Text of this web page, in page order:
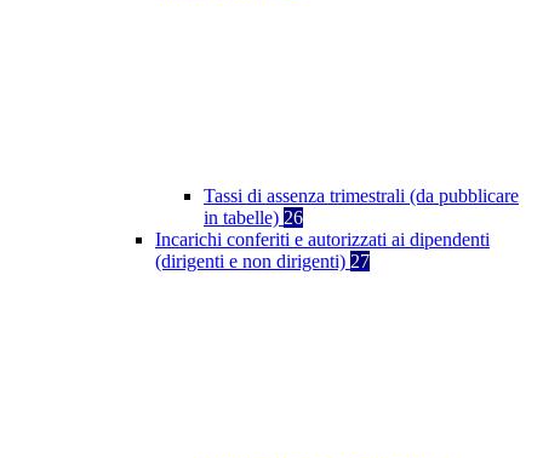
Tassi di assenza trimestrali (da pubblicare
in tabelle) 26
Incarichi conferiti e autorizzati ai dipendenti
(dirigenti e non dirigenti) 27